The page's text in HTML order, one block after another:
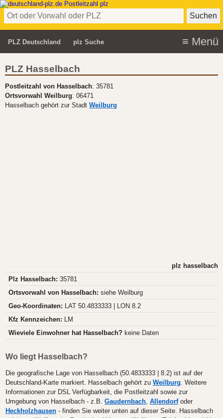
PLZ Deutschland plz Suche
PLZ Hasselbach
Postleitzahl von Hasselbach: 35781
Ortsvorwahl Weilburg: 06471
Hasselbach gehört zur Stadt Weilburg
plz hasselbach
Plz Hasselbach: 35781
Ortsvorwahl von Hasselbach: siehe Weilburg
Geo-Koordinaten: LAT 50.4833333 | LON 8.2
Kfz Kennzeichen: LM
Wieviele Einwohner hat Hasselbach? keine Daten
Wo liegt Hasselbach?
Die geografische Lage von Hasselbach (50.4833333 | 8.2) ist auf der
Deutschland-Karte markiert. Hasselbach gehört zu Weilburg. Weitere
Informationen zur DSL Verfügbarkeit, die Postleitzahl sowie zur
Umgebung von Hasselbach - z.B. Gaudernbach, Allendorfoder
Heckholzhausen - finden Sie weiter unten auf dieser Seite. Hasselbach